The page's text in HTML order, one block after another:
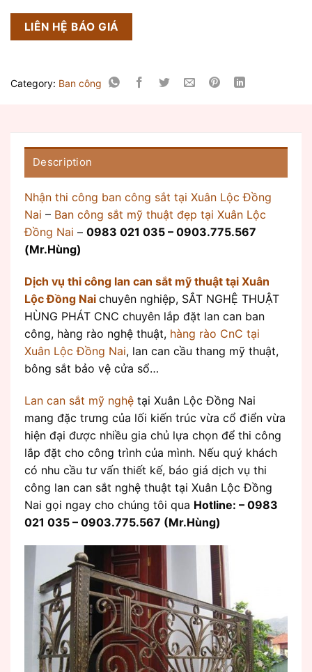
LIÊN HỆ BÁO GIÁ
Category: Ban công
Description
Nhận thi công ban công sắt tại Xuân Lộc Đồng
Nai – Ban công sắt mỹ thuật đẹp tại Xuân Lộc
Đồng Nai – 0983 021 035 – 0903.775.567
(Mr.Hùng)
Dịch vụ thi công lan can sắt mỹ thuật tại Xuân
Lộc Đồng Nai chuyên nghiệp, SẮT NGHỆ THUẬT
HÙNG PHÁT CNC chuyên lắp đặt lan can ban
công, hàng rào nghệ thuật, hàng rào CnC tại
Xuân Lộc Đồng Nai, lan can cầu thang mỹ thuật,
bông sắt bảo vệ cửa sổ…
Lan can sắt mỹ nghệ tại Xuân Lộc Đồng Nai
mang đặc trưng của lối kiến trúc vừa cổ điển vừa
hiện đại được nhiều gia chủ lựa chọn để thi công
lắp đặt cho công trình của mình. Nếu quý khách
có nhu cầu tư vấn thiết kế, báo giá dịch vụ thi
công lan can sắt nghệ thuật tại Xuân Lộc Đồng
Nai gọi ngay cho chúng tôi qua Hotline: – 0983
021 035 – 0903.775.567 (Mr.Hùng)